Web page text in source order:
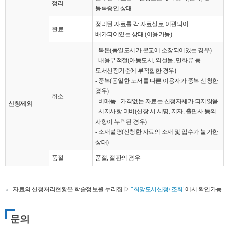
정리
등록중인 상태
완료
정리된 자료를 각 자료실로 이관되어
배가되어있는 상태 (이용가능)
신청제외
취소
- 복본(동일도서가 본교에 소장되어있는 경우)
- 내용부적절(아동도서, 외설물, 만화류 등
도서선정기준에 부적합한 경우)
- 중복(동일한 도서를 다른 이용자가 중복 신청한
경우)
- 비매품 - 가격없는 자료는 신청자체가 되지않음
- 서지사항 미비(신창 시 서명, 저자, 출판사 등의
사항이 누락된 경우)
- 소재불명(신청한 자료의 소재 및 입수가 불가한
상태)
품절 품절, 절판의 경우
자료의 신청처리현황은 학술정보원 누리집 ▷ "희망도서신청/ 조회"에서 확인가능.
문의